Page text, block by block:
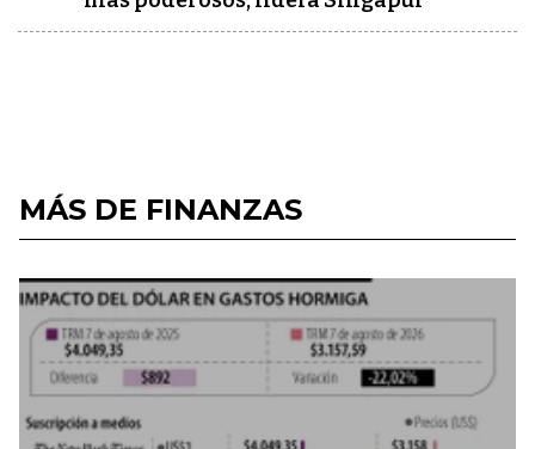
MÁS DE FINANZAS